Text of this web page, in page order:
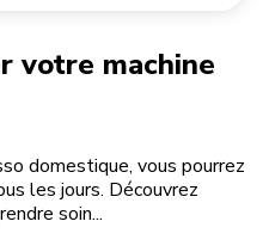
votre machine
domestique, vous pourrez
les jours. Découvrez
soin...